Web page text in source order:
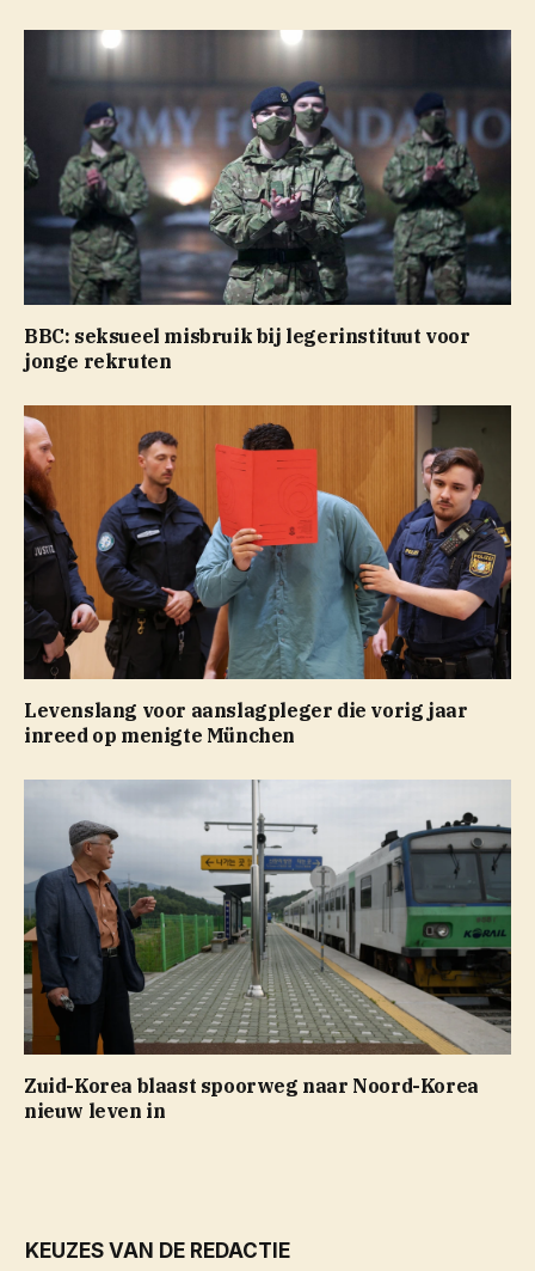
BBC: seksueel misbruik bij legerinstituut voor
jonge rekruten
Levenslang voor aanslagpleger die vorig jaar
inreed op menigte München
Zuid-Korea blaast spoorweg naar Noord-Korea
nieuw leven in
KEUZES VAN DE REDACTIE